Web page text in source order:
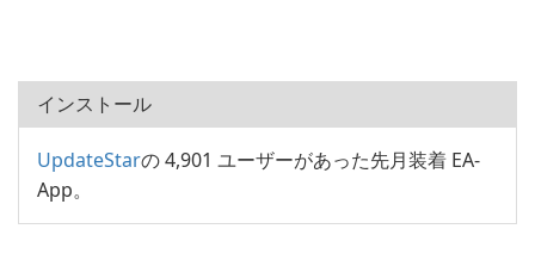
インストール
UpdateStarの 4,901 ユーザーがあった先月装着 EA-
App。